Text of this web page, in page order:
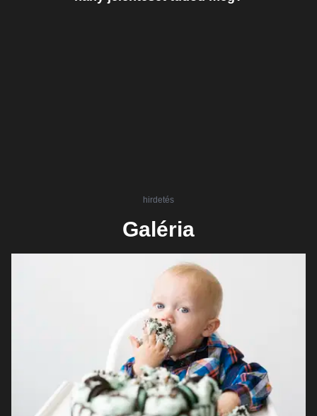
hirdetés
Galéria